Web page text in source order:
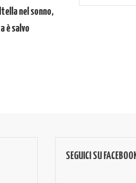
nel sonno,
è salvo
SEGUICI SU